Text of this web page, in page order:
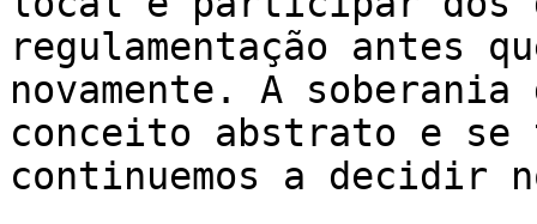
regulamentação antes
novamente. A
conceito abstrato e se
continuemos a decidir